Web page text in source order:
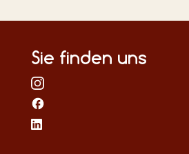
Sie finden uns